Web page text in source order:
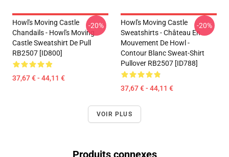
Howl's Moving Castle
Chandails - Howl's Moving
Castle Sweatshirt De Pull
RB2507 [ID800]
37,67 € - 44,11 €
-20%
Howl's Moving Castle
Sweatshirts - Château En
Mouvement De Howl -
Contour Blanc Sweat-Shirt
Pullover RB2507 [ID788]
37,67 € - 44,11 €
-20%
VOIR PLUS
Produits connexes